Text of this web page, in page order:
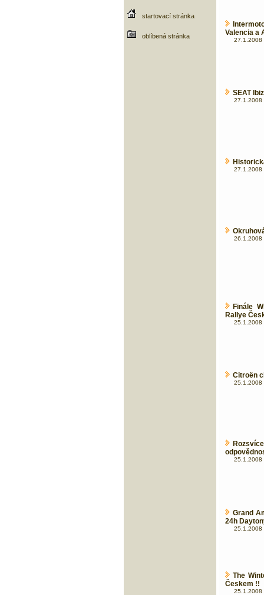
startovací stránka
oblíbená stránka
Valencia a
27.1.2008
SEAT
27.1.2008
27.1.2008
26.1.2008
Finále
Rallye
25.1.2008
Citroën
25.1.2008
25.1.2008
Grand
24h
25.1.2008
The
Českem !!
25.1.2008